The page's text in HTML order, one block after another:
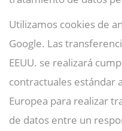
Utilizamos cookies de
Google. Las
EEUU. se realizará
contractuales estándar
Europea para realizar
de datos entre un